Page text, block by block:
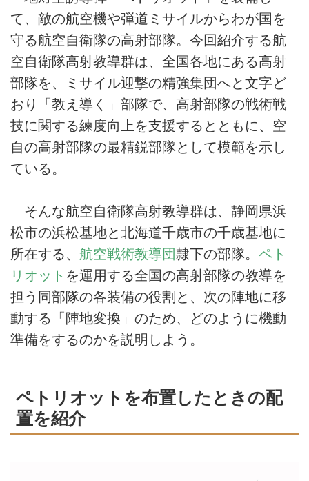
て、敵の航空機や弾道ミサイルからわが国を
守る航空自衛隊の高射部隊。今回紹介する航
空自衛隊高射教導群は、全国各地にある高射
部隊を、ミサイル迎撃の精強集団へと文字ど
おり「教え導く」部隊で、高射部隊の戦術戦
技に関する練度向上を支援するとともに、空
自の高射部隊の最精鋭部隊として模範を示し
ている。
そんな航空自衛隊高射教導群は、静岡県浜
松市の浜松基地と北海道千歳市の千歳基地に
所在する、 航空戦術教導団隷下の部隊。 ペト
リオット を運用する全国の高射部隊の教導を
担う同部隊の各装備の役割と、次の陣地に移
動する「陣地変換」のため、どのように機動
準備をするのかを説明しよう。
ペトリオットを布置したときの配
置を紹介